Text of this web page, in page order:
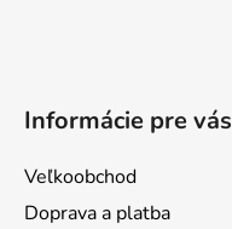
Informácie pre vás
Veľkoobchod
Doprava a platba